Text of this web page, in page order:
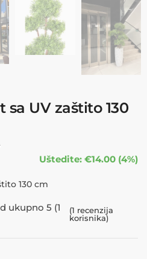
UV zaštito 130
Uštedite: €14.00 (4%)
130 cm
ukupno 5 (1
(1 recenzija
korisnika)